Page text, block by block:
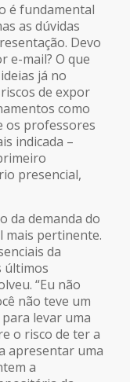
é fundamental
as dúvidas
Devo
e-mail? O que
já no
de expor
como
os professores
indicada –
presencial,
da demanda do
mais pertinente.
da
últimos
“Eu não
não teve um
levar uma
o risco de ter a
apresentar uma
a